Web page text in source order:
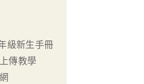
級新生手冊
傳教學